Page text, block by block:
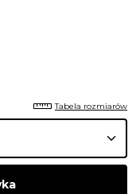
Tabela rozmiarów